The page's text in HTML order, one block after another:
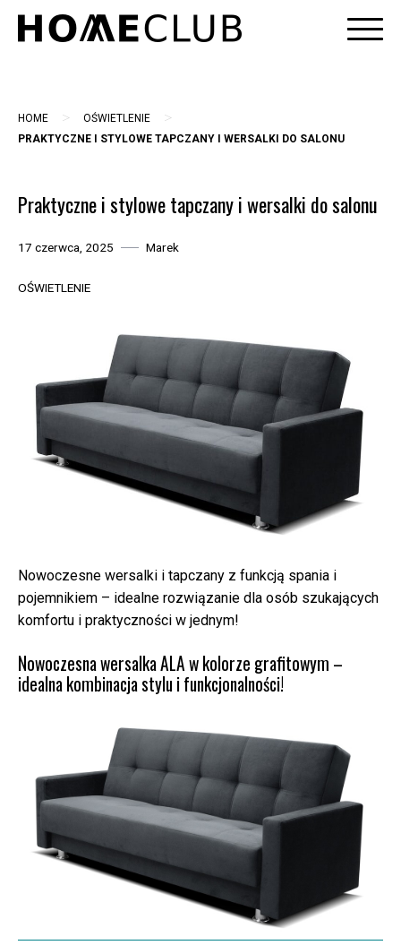
Skip
HOME > OŚWIETLENIE >
PRAKTYCZNE I STYLOWE TAPCZANY I WERSALKI DO SALONU
Praktyczne i stylowe tapczany i wersalki do salonu
17 czerwca, 2025 Marek
OŚWIETLENIE
Nowoczesne wersalki i tapczany z funkcją spania i
pojemnikiem – idealne rozwiązanie dla osób szukających
komfortu i praktyczności w jednym!
Nowoczesna wersalka ALA w kolorze grafitowym –
idealna kombinacja stylu i funkcjonalności!